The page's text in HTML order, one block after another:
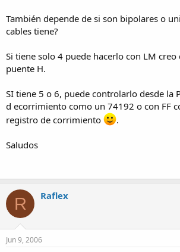
También depende de si son bipolares o
cables tiene?
Si tiene solo 4 puede hacerlo con LM creo
puente H.
SI tiene 5 o 6, puede controlarlo desde la
d ecorrimiento como un 74192 o con FF
registro de corrimiento
.
Saludos
R Raflex
Jun 9, 2006